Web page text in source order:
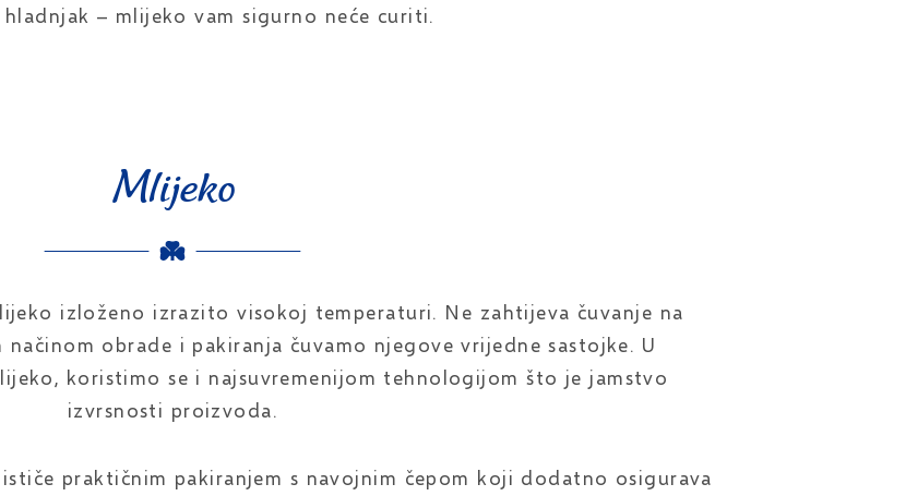
– mlijeko vam sigurno neće curiti.
Mlijeko
izloženo izrazito visokoj temperaturi. Ne zahtijeva čuvanje na
načinom obrade i pakiranja čuvamo njegove vrijedne sastojke. U
koristimo se i najsuvremenijom tehnologijom što je jamstvo
izvrsnosti proizvoda.
praktičnim pakiranjem s navojnim čepom koji dodatno osigurava